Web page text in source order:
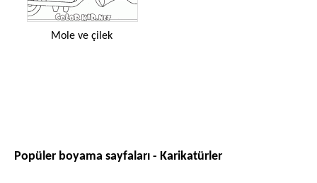
Mole ve çilek
Popüler boyama sayfaları - Karikatürler